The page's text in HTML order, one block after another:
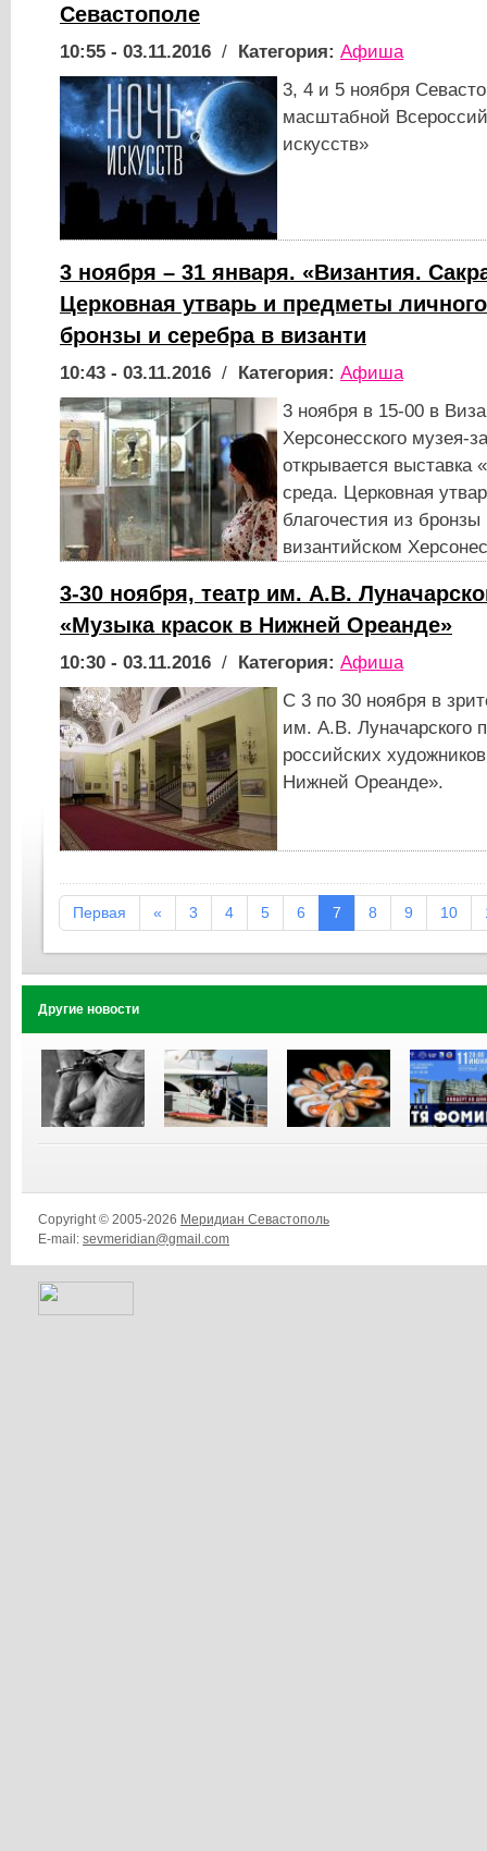
Севастополе
10:55 - 03.11.2016 / Категория: Афиша
3, 4 и 5 ноября
масштабной
искусств»
3 ноября – 31 января. «Византия.
Церковная утварь и предметы
бронзы и серебра в византи
10:43 - 03.11.2016 / Категория: Афиша
3 ноября в 15-00 в
Херсонесского музея-
открывается выставка
среда. Церковная
благочестия из
византийском
3-30 ноября, театр им. А.В.
«Музыка красок в Нижней Ореанде»
10:30 - 03.11.2016 / Категория: Афиша
С 3 по 30 ноября в
им. А.В. Луначарского
российских
Нижней Ореанде».
Первая « 3 4 5 6 7 8 9 10
Другие новости
Copyright © 2005-2026 Меридиан Севастополь
E-mail: sevmeridian@gmail.com